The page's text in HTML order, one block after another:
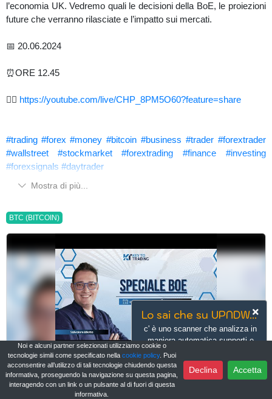
l’economia UK. Vedremo quali le decisioni della BoE, le proiezioni
future che verranno rilasciate e l’impatto sui mercati.
📅 20.06.2024
⏰ORE 12.45
👉🏻 https://youtube.com/live/CHP_8PM5O60?feature=share
#trading #forex #money #bitcoin #business #trader #forextrader
#wallstreet
#stockmarket #forextrading #finance
#investing
#forexsignals #daytrader
Mostra di più...
BTC (BITCOIN)
Speciale BoE - Today's Trading del 20.06.2024
Key To Trading Education
Lo sai che su UPNDW...
c' è uno scanner che analizza in
maniera automatica supporti e
Scopri di più Vai ora
Noi e alcuni partner selezionati utilizziamo cookie o
tecnologie simili come specificato nella cookie policy. Puoi
acconsentire all’utilizzo di tali tecnologie chiudendo questa
informativa, proseguendo la navigazione su questa pagina,
interagendo con un link o un pulsante al di fuori di questa
informativa.
Declina Accetta